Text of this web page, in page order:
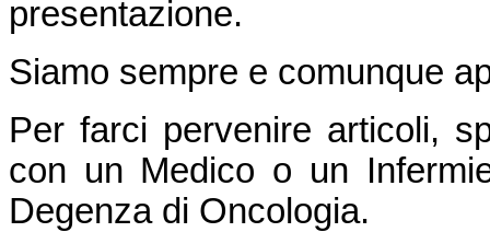
presentazione.
Siamo sempre e comunque
Per farci pervenire articoli,
con un Medico o un
Degenza di Oncologia.